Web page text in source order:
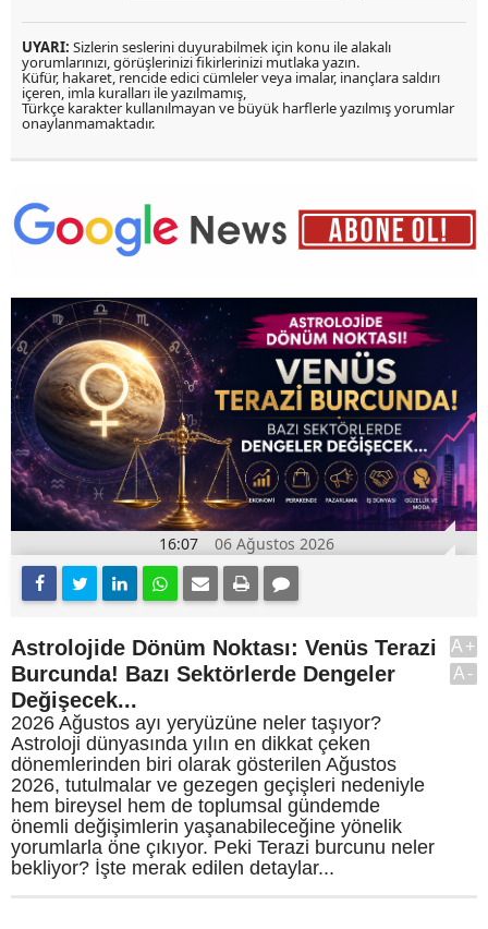
UYARI: Sizlerin seslerini duyurabilmek için konu ile alakalı
yorumlarınızı, görüşlerinizi fikirlerinizi mutlaka yazın.
Küfür, hakaret, rencide edici cümleler veya imalar, inançlara saldırı
içeren, imla kuralları ile yazılmamış,
Türkçe karakter kullanılmayan ve büyük harflerle yazılmış yorumlar
onaylanmamaktadır.
16:07 06 Ağustos 2026
Astrolojide Dönüm Noktası: Venüs Terazi
Burcunda! Bazı Sektörlerde Dengeler
Değişecek...
2026 Ağustos ayı yeryüzüne neler taşıyor?
Astroloji dünyasında yılın en dikkat çeken
dönemlerinden biri olarak gösterilen Ağustos
2026, tutulmalar ve gezegen geçişleri nedeniyle
hem bireysel hem de toplumsal gündemde
önemli değişimlerin yaşanabileceğine yönelik
yorumlarla öne çıkıyor. Peki Terazi burcunu neler
bekliyor? İşte merak edilen detaylar...
A+
A-